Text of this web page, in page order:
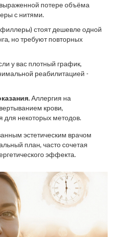
потере объёма
с нитями.
стоят дешевле одной
но требуют повторных
у вас плотный график,
реабилитацией -
Аллергия на
крови,
для некоторых методов.
эстетическим врачом
план, часто сочетая
эффекта.